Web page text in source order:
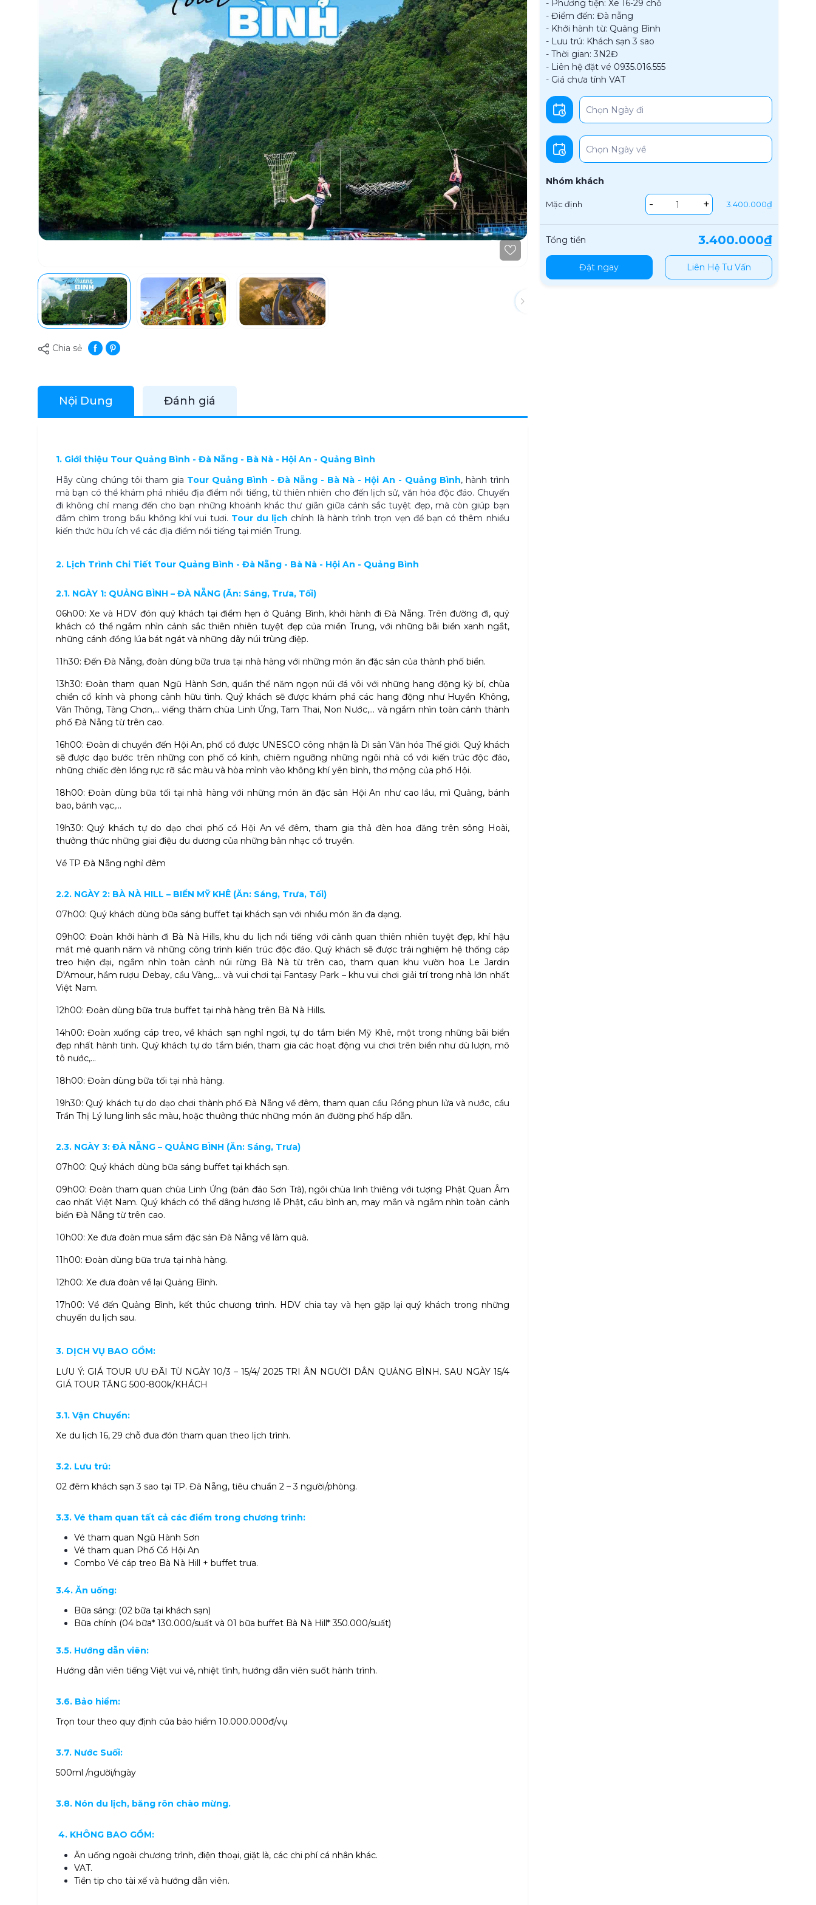
Chia sẻ
Nội Dung Đánh giá
1. Giới thiệu Tour Quảng Bình - Đà Nẵng - Bà Nà - Hội An - Quảng Bình
Hãy cùng chúng tôi tham gia Tour Quảng Bình - Đà Nẵng - Bà Nà - Hội An - Quảng Bình, hành trình
mà bạn có thể khám phá nhiều địa điểm nổi tiếng, từ thiên nhiên cho đến lịch sử, văn hóa độc đáo. Chuyến
đi không chỉ mang đến cho bạn những khoảnh khắc thư giãn giữa cảnh sắc tuyệt đẹp, mà còn giúp bạn
đắm chìm trong bầu không khí vui tươi. Tour du lịch chính là hành trình trọn vẹn để bạn có thêm nhiều
kiến thức hữu ích về các địa điểm nổi tiếng tại miền Trung.
2. Lịch Trình Chi Tiết Tour Quảng Bình - Đà Nẵng - Bà Nà - Hội An - Quảng Bình
2.1. NGÀY 1: QUẢNG BÌNH – ĐÀ NẴNG (Ăn: Sáng, Trưa, Tối)
06h00: Xe và HDV đón quý khách tại điểm hẹn ở Quảng Bình, khởi hành đi Đà Nẵng. Trên đường đi, quý
khách có thể ngắm nhìn cảnh sắc thiên nhiên tuyệt đẹp của miền Trung, với những bãi biển xanh ngắt,
những cánh đồng lúa bát ngát và những dãy núi trùng điệp.
11h30: Đến Đà Nẵng, đoàn dùng bữa trưa tại nhà hàng với những món ăn đặc sản của thành phố biển.
13h30: Đoàn tham quan Ngũ Hành Sơn, quần thể năm ngọn núi đá vôi với những hang động kỳ bí, chùa
chiền cổ kính và phong cảnh hữu tình. Quý khách sẽ được khám phá các hang động như Huyền Không,
Vân Thông, Tàng Chơn,... viếng thăm chùa Linh Ứng, Tam Thai, Non Nước,... và ngắm nhìn toàn cảnh thành
phố Đà Nẵng từ trên cao.
16h00: Đoàn di chuyển đến Hội An, phố cổ được UNESCO công nhận là Di sản Văn hóa Thế giới. Quý khách
sẽ được dạo bước trên những con phố cổ kính, chiêm ngưỡng những ngôi nhà cổ với kiến trúc độc đáo,
những chiếc đèn lồng rực rỡ sắc màu và hòa mình vào không khí yên bình, thơ mộng của phố Hội.
18h00: Đoàn dùng bữa tối tại nhà hàng với những món ăn đặc sản Hội An như cao lầu, mì Quảng, bánh
bao, bánh vạc,...
19h30: Quý khách tự do dạo chơi phố cổ Hội An về đêm, tham gia thả đèn hoa đăng trên sông Hoài,
thưởng thức những giai điệu du dương của những bản nhạc cổ truyền.
Về TP Đà Nẵng nghỉ đêm
2.2. NGÀY 2: BÀ NÀ HILL – BIỂN MỸ KHÊ (Ăn: Sáng, Trưa, Tối)
07h00: Quý khách dùng bữa sáng buffet tại khách sạn với nhiều món ăn đa dạng.
09h00: Đoàn khởi hành đi Bà Nà Hills, khu du lịch nổi tiếng với cảnh quan thiên nhiên tuyệt đẹp, khí hậu
mát mẻ quanh năm và những công trình kiến trúc độc đáo. Quý khách sẽ được trải nghiệm hệ thống cáp
treo hiện đại, ngắm nhìn toàn cảnh núi rừng Bà Nà từ trên cao, tham quan khu vườn hoa Le Jardin
D'Amour, hầm rượu Debay, cầu Vàng,... và vui chơi tại Fantasy Park – khu vui chơi giải trí trong nhà lớn nhất
Việt Nam.
12h00: Đoàn dùng bữa trưa buffet tại nhà hàng trên Bà Nà Hills.
14h00: Đoàn xuống cáp treo, về khách sạn nghỉ ngơi, tự do tắm biển Mỹ Khê, một trong những bãi biển
đẹp nhất hành tinh. Quý khách tự do tắm biển, tham gia các hoạt động vui chơi trên biển như dù lượn, mô
tô nước,...
18h00: Đoàn dùng bữa tối tại nhà hàng.
19h30: Quý khách tự do dạo chơi thành phố Đà Nẵng về đêm, tham quan cầu Rồng phun lửa và nước, cầu
Trần Thị Lý lung linh sắc màu, hoặc thưởng thức những món ăn đường phố hấp dẫn.
2.3. NGÀY 3: ĐÀ NẴNG – QUẢNG BÌNH (Ăn: Sáng, Trưa)
07h00: Quý khách dùng bữa sáng buffet tại khách sạn.
09h00: Đoàn tham quan chùa Linh Ứng (bán đảo Sơn Trà), ngôi chùa linh thiêng với tượng Phật Quan Âm
cao nhất Việt Nam. Quý khách có thể dâng hương lễ Phật, cầu bình an, may mắn và ngắm nhìn toàn cảnh
biển Đà Nẵng từ trên cao.
10h00: Xe đưa đoàn mua sắm đặc sản Đà Nẵng về làm quà.
11h00: Đoàn dùng bữa trưa tại nhà hàng.
12h00: Xe đưa đoàn về lại Quảng Bình.
17h00: Về đến Quảng Bình, kết thúc chương trình. HDV chia tay và hẹn gặp lại quý khách trong những
chuyến du lịch sau.
3. DỊCH VỤ BAO GỒM:
LƯU Ý: GIÁ TOUR ƯU ĐÃI TỪ NGÀY 10/3 – 15/4/ 2025 TRI ÂN NGƯỜI DÂN QUẢNG BÌNH. SAU NGÀY 15/4
GIÁ TOUR TĂNG 500-800k/KHÁCH
3.1. Vận Chuyển:
Xe du lịch 16, 29 chỗ đưa đón tham quan theo lịch trình.
3.2. Lưu trú:
02 đêm khách sạn 3 sao tại TP. Đà Nẵng, tiêu chuẩn 2 – 3 người/phòng.
3.3. Vé tham quan tất cả các điểm trong chương trình:
Vé tham quan Ngũ Hành Sơn
Vé tham quan Phố Cổ Hội An
Combo Vé cáp treo Bà Nà Hill + buffet trưa.
3.4. Ăn uống:
Bữa sáng: (02 bữa tại khách sạn)
Bữa chính (04 bữa* 130.000/suất và 01 bữa buffet Bà Nà Hill* 350.000/suất)
3.5. Hướng dẫn viên:
Hướng dẫn viên tiếng Việt vui vẻ, nhiệt tình, hướng dẫn viên suốt hành trình.
3.6. Bảo hiểm:
Trọn tour theo quy định của bảo hiểm 10.000.000đ/vụ
3.7. Nước Suối:
500ml /người/ngày
3.8. Nón du lịch, băng rôn chào mừng.
4. KHÔNG BAO GỒM:
Ăn uống ngoài chương trình, điện thoại, giặt là, các chi phí cá nhân khác.
VAT.
Tiền tip cho tài xế và hướng dẫn viên.
- Phương tiện: Xe 16-29 chỗ
- Điểm đến: Đà nẵng
- Khởi hành từ: Quảng Bình
- Lưu trú: Khách sạn 3 sao
- Thời gian: 3N2Đ
- Liên hệ đặt vé 0935.016.555
- Giá chưa tính VAT
Nhóm khách
Mặc định - + 3.400.000₫
Tổng tiền 3.400.000₫
Đặt ngay Liên Hệ Tư Vấn